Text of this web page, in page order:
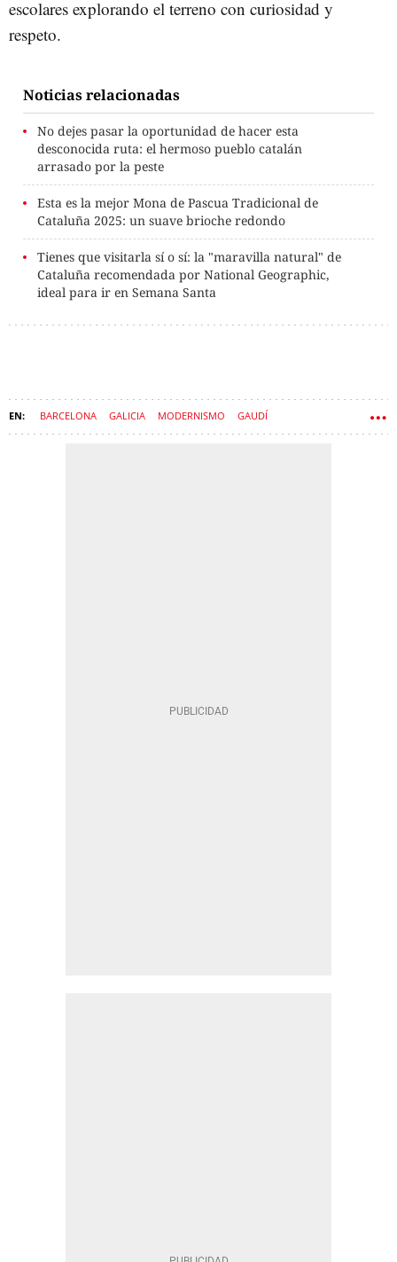
escolares explorando el terreno con curiosidad y
respeto.
Noticias relacionadas
No dejes pasar la oportunidad de hacer esta
desconocida ruta: el hermoso pueblo catalán
arrasado por la peste
Esta es la mejor Mona de Pascua Tradicional de
Cataluña 2025: un suave brioche redondo
Tienes que visitarla sí o sí: la "maravilla natural" de
Cataluña recomendada por National Geographic,
ideal para ir en Semana Santa
BARCELONA GALICIA MODERNISMO GAUDÍ